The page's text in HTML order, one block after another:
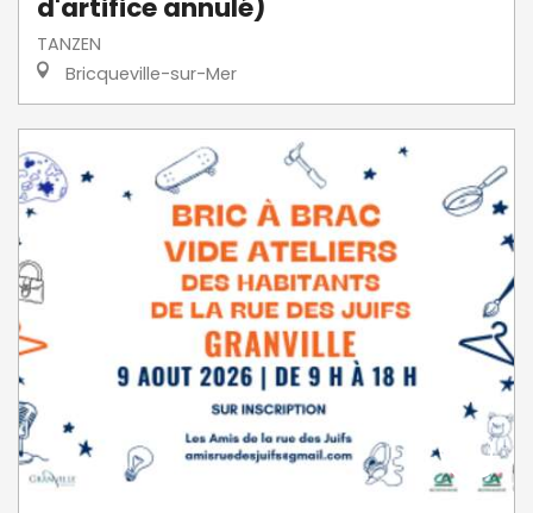
d'artifice annulé)
TANZEN
Bricqueville-sur-Mer